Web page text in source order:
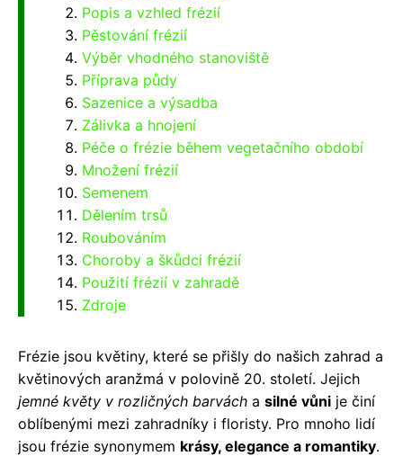
Popis a vzhled frézií
Pěstování frézií
Výběr vhodného stanoviště
Příprava půdy
Sazenice a výsadba
Zálivka a hnojení
Péče o frézie během vegetačního období
Množení frézií
Semenem
Dělením trsů
Roubováním
Choroby a škůdci frézií
Použití frézií v zahradě
Zdroje
Frézie jsou květiny, které se přišly do našich zahrad a
květinových aranžmá v polovině 20. století. Jejich
jemné květy v rozličných barvách a silné vůni je činí
oblíbenými mezi zahradníky i floristy. Pro mnoho lidí
jsou frézie synonymem krásy, elegance a romantiky.